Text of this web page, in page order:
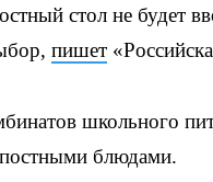
стол не будет
пишет
школьного
блюдами.